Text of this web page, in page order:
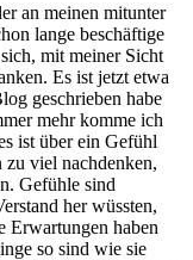
an meinen mitunter
lange beschäftige
mit meiner Sicht
Es ist jetzt etwa
geschrieben habe
mehr komme ich
ist über ein Gefühl
viel nachdenken,
Gefühle sind
her wüssten,
Erwartungen haben
so sind wie sie